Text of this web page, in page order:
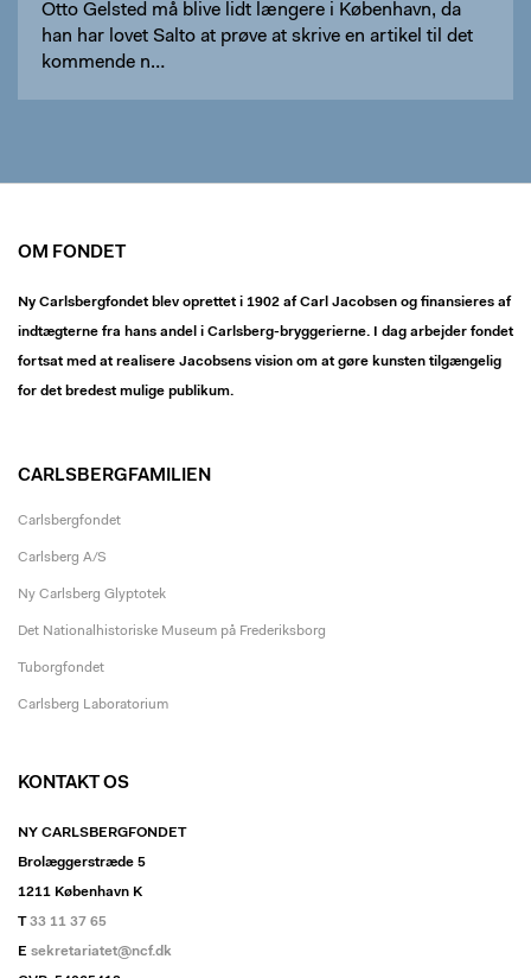
Otto Gelsted må blive lidt længere i København, da
han har lovet Salto at prøve at skrive en artikel til det
kommende n…
OM FONDET
Ny Carlsbergfondet blev oprettet i 1902 af Carl Jacobsen og finansieres af
indtægterne fra hans andel i Carlsberg-bryggerierne. I dag arbejder fondet
fortsat med at realisere Jacobsens vision om at gøre kunsten tilgængelig
for det bredest mulige publikum.
CARLSBERGFAMILIEN
Carlsbergfondet
Carlsberg A/S
Ny Carlsberg Glyptotek
Det Nationalhistoriske Museum på Frederiksborg
Tuborgfondet
Carlsberg Laboratorium
KONTAKT OS
NY CARLSBERGFONDET
Brolæggerstræde 5
1211 København K
T33 11 37 65
E sekretariatet@ncf.dk